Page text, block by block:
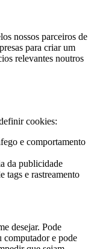
nossos parceiros de
para criar um
relevantes noutros
cookies:
e comportamento
da publicidade
tags e rastreamento
desejar. Pode
computador e pode